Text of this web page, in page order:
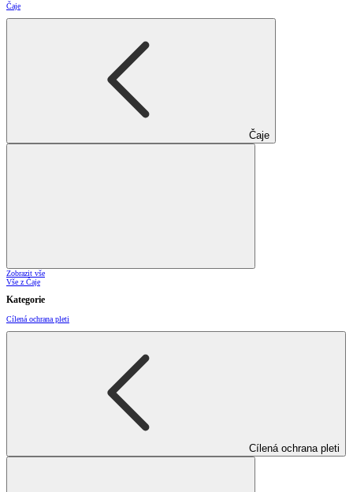
Čaje
Čaje
Zobrazit vše
Vše z Čaje
Kategorie
Cílená ochrana pleti
Cílená ochrana pleti